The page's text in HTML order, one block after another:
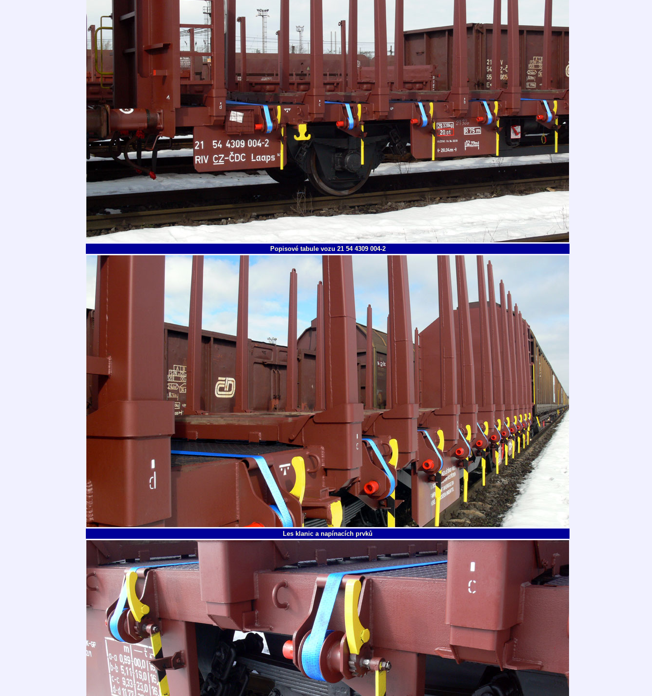
Popisové tabule vozu 21 54 4309 004-2
Les klanic a napínacích prvků